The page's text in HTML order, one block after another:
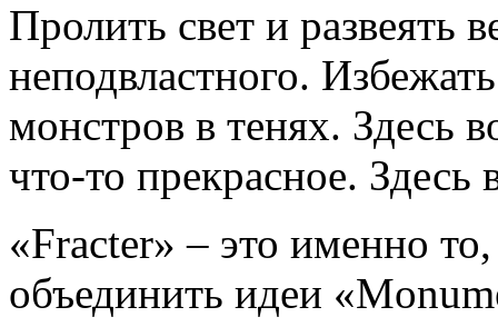
Пролить свет и развеять
неподвластного.
монстров в тенях. Здесь
что-то прекрасное.
«Fracter» – это именно
объединить идеи